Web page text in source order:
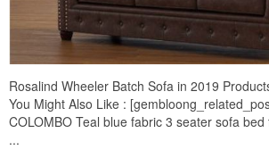
Rosalind Wheeler Batch Sofa in 2019
You Might Also Like :
COLOMBO Teal blue fabric 3 seater sofa
...